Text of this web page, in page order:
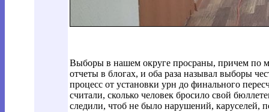
Выборы в нашем округе просраны, причем по
отчеты в блогах, и оба раза называл выборы
процесс от установки урн до финального
считали, сколько человек бросило свой
следили, чтоб не было нарушений, каруселей,